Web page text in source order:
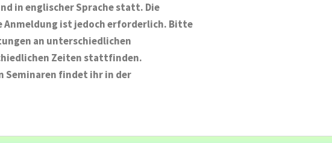
in englischer Sprache statt. Die
Anmeldung ist jedoch erforderlich. Bitte
an unterschiedlichen
Zeiten stattfinden.
Seminaren findet ihr in der